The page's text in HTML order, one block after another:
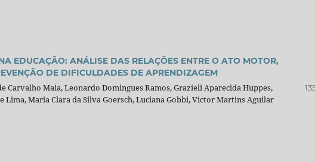
EDUCAÇÃO: ANÁLISE DAS RELAÇÕES ENTRE O ATO MOTOR,
DE DIFICULDADES DE APRENDIZAGEM
Carvalho Maia, Leonardo Domingues Ramos, Grazieli Aparecida Huppes,
Lima, Maria Clara da Silva Goersch, Luciana Gobbi, Victor Martins Aguilar